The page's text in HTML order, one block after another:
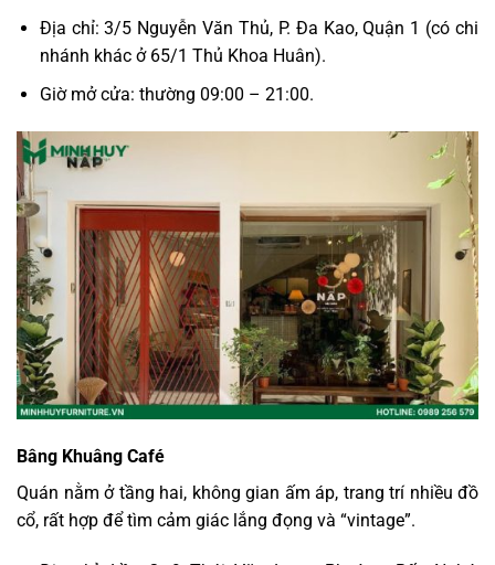
Địa chỉ: 3/5 Nguyễn Văn Thủ, P. Đa Kao, Quận 1 (có chi
nhánh khác ở 65/1 Thủ Khoa Huân).
Giờ mở cửa: thường 09:00 – 21:00.
Bâng Khuâng Café
Quán nằm ở tầng hai, không gian ấm áp, trang trí nhiều đồ
cổ, rất hợp để tìm cảm giác lắng đọng và “vintage”.